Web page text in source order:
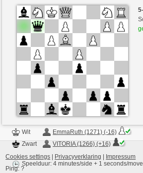
Zwart
stacippa (1349) (-19)
Wit
VITORIA (1282) (+19)
Speelduur: 5 minutes/side + 0 seconds/move
Partij telt mee voor de ranglijst
Wit
EmmaRuth (1271) (-16)
Zwart
VITORIA (1266) (+16)
Speelduur: 4 minutes/side + 1 seconds/move
Cookies settings Privacyverklaring
Impressum
Ping:?